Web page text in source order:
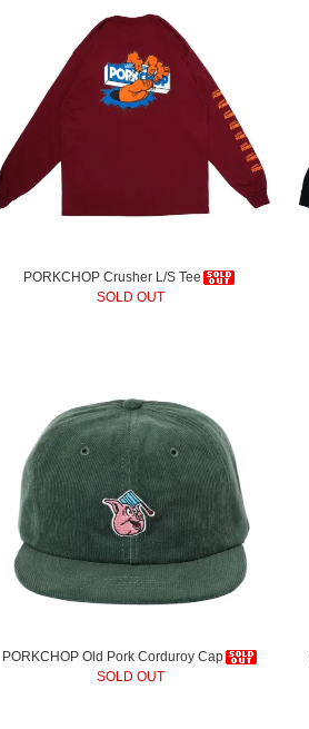
PORKCHOP Crusher L/S Tee
SOLD OUT
PORKCHOP Old Pork Corduroy Cap
SOLD OUT